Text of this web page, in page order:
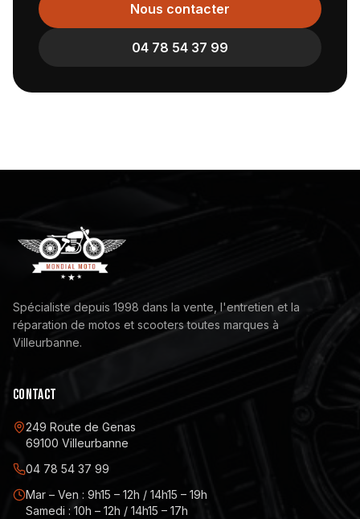
Nous contacter
04 78 54 37 99
Spécialiste depuis 1998 dans la vente, l'entretien et la
réparation de motos et scooters toutes marques à
Villeurbanne.
CONTACT
249 Route de Genas
69100 Villeurbanne
04 78 54 37 99
Mar – Ven : 9h15 – 12h / 14h15 – 19h
Samedi : 10h – 12h / 14h15 – 17h